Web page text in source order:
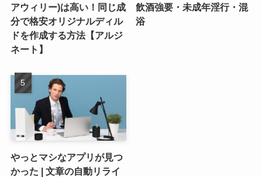
アウィリー)は高い！同じ成
分で格安オリジナルディル
ドを作成する方法【アルジ
ネート】
飲酒強要・未成年淫行・混
浴
やっとマシなアプリが見つ
かった | 文章の自動リライ